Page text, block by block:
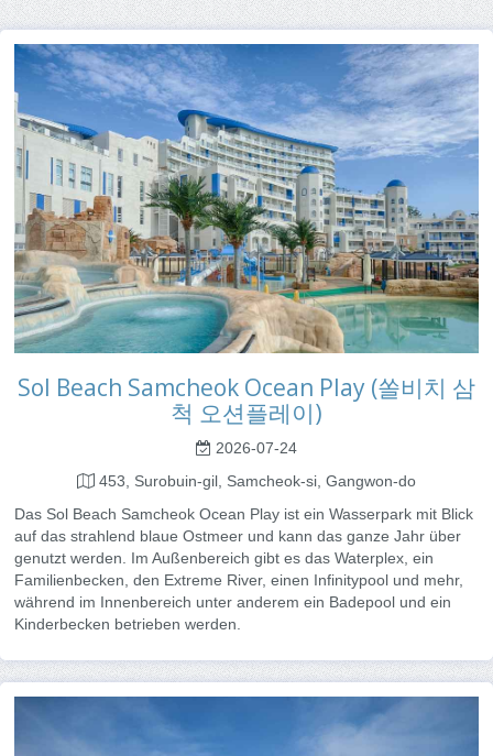
Sol Beach Samcheok Ocean Play (쏠비치 삼
척 오션플레이)
2026-07-24
453, Surobuin-gil, Samcheok-si, Gangwon-do
Das Sol Beach Samcheok Ocean Play ist ein Wasserpark mit Blick
auf das strahlend blaue Ostmeer und kann das ganze Jahr über
genutzt werden. Im Außenbereich gibt es das Waterplex, ein
Familienbecken, den Extreme River, einen Infinitypool und mehr,
während im Innenbereich unter anderem ein Badepool und ein
Kinderbecken betrieben werden.